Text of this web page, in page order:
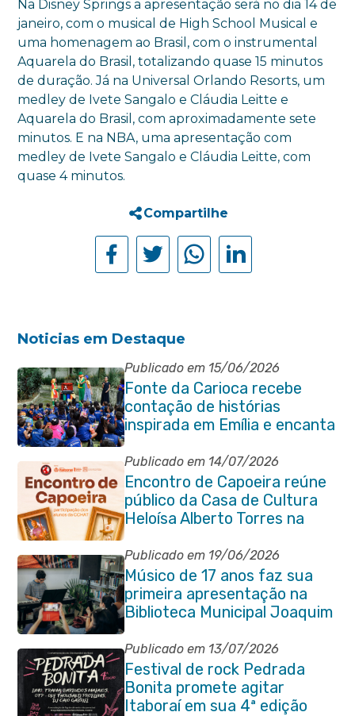
Na Disney Springs a apresentação será no dia 14 de
janeiro, com o musical de High School Musical e
uma homenagem ao Brasil, com o instrumental
Aquarela do Brasil, totalizando quase 15 minutos
de duração. Já na Universal Orlando Resorts, um
medley de Ivete Sangalo e Cláudia Leitte e
Aquarela do Brasil, com aproximadamente sete
minutos. E na NBA, uma apresentação com
medley de Ivete Sangalo e Cláudia Leitte, com
quase 4 minutos.
Compartilhe
Noticias em Destaque
Publicado em 15/06/2026
Fonte da Carioca recebe
contação de histórias
inspirada em Emília e encanta
crianças da rede pública de
Itaboraí
Publicado em 14/07/2026
Encontro de Capoeira reúne
público da Casa de Cultura
Heloísa Alberto Torres na
Praça Marechal Floriano
Peixoto
Publicado em 19/06/2026
Músico de 17 anos faz sua
primeira apresentação na
Biblioteca Municipal Joaquim
Manuel de Macedo
Publicado em 13/07/2026
Festival de rock Pedrada
Bonita promete agitar
Itaboraí em sua 4ª edição